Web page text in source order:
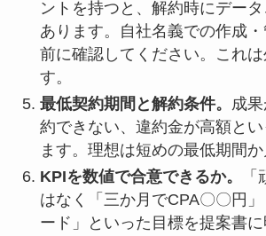
ントを持つと、解約時にデー
あります。自社名義での作成
前に確認してください。これ
す。
最低契約期間と解約条件。
成
約できない、違約金が高額と
ます。理想は短めの最低期間か
KPIを数値で合意できるか。
はなく「三か月でCPA〇〇円
ード」といった目標を提案書